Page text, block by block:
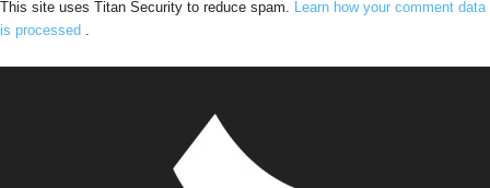
This site uses Titan Security to reduce spam. Learn how your comment data
is processed